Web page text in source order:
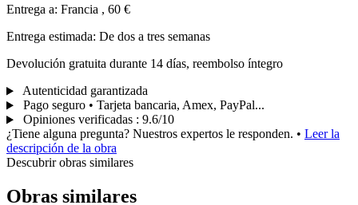
Entrega a: Francia , 60 €
Entrega estimada: De dos a tres semanas
Devolución gratuita durante 14 días, reembolso íntegro
Autenticidad garantizada
Pago seguro • Tarjeta bancaria, Amex, PayPal...
Opiniones verificadas : 9.6/10
¿Tiene alguna pregunta? Nuestros expertos le responden. • Leer la
descripción de la obra
Descubrir obras similares
Obras similares